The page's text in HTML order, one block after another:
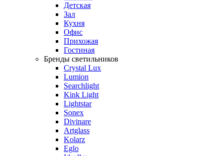
Детская
Зал
Кухня
Офис
Прихожая
Гостиная
Бренды светильников
Crystal Lux
Lumion
Searchlight
Kink Light
Lightstar
Sonex
Divinare
Artglass
Kolarz
Eglo